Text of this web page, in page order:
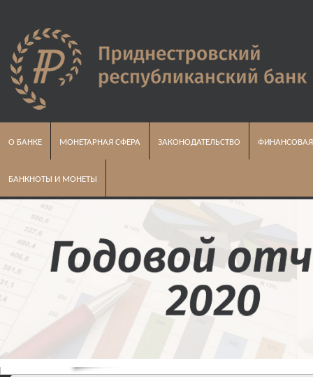
О БАНКЕ МОНЕТАРНАЯ СФЕРА ЗАКОНОДАТЕЛЬСТВО
БАНКНОТЫ И МОНЕТЫ